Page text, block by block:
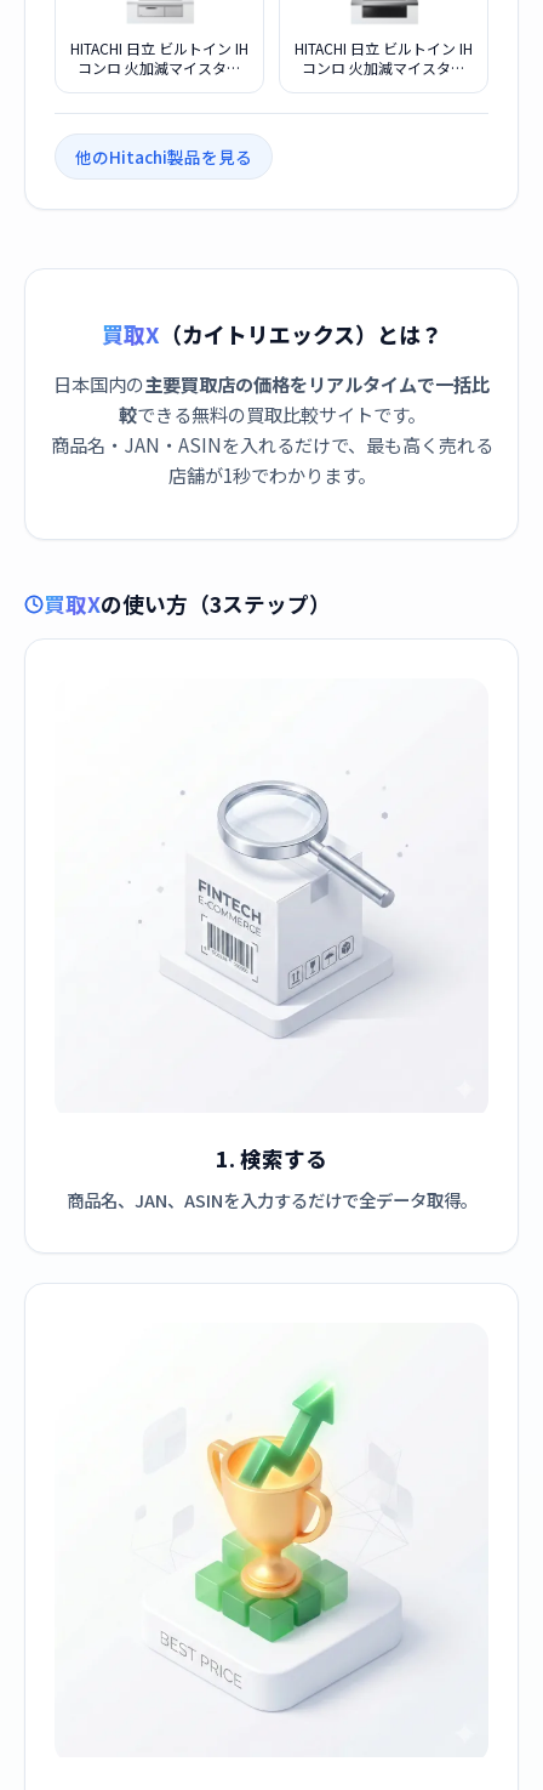
HITACHI 日立 ビルトイン IH
コンロ 火加減マイスター
HITACHI 日立 ビルトイン IH
コンロ 火加減マイスター
他のHitachi製品を見る
買取X （カイトリエックス）とは？
日本国内の主要買取店の価格をリアルタイムで一括比
較できる無料の買取比較サイトです。
商品名・JAN・ASINを入れるだけで、最も高く売れる
店舗が1秒でわかります。
買取Xの使い方（3ステップ）
1. 検索する
商品名、JAN、ASINを入力するだけで全データ取得。